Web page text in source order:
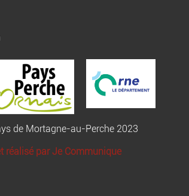
de Mortagne-au-Perche 2023
réalisé par Je Communique